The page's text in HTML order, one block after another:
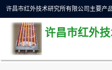
许昌市红外